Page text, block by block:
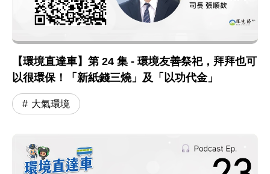
【環境直達車】第 24 集 - 環境友善祭祀，拜拜也可
以很環保！「新紙錢三燒」及「以功代金」
大氣環境